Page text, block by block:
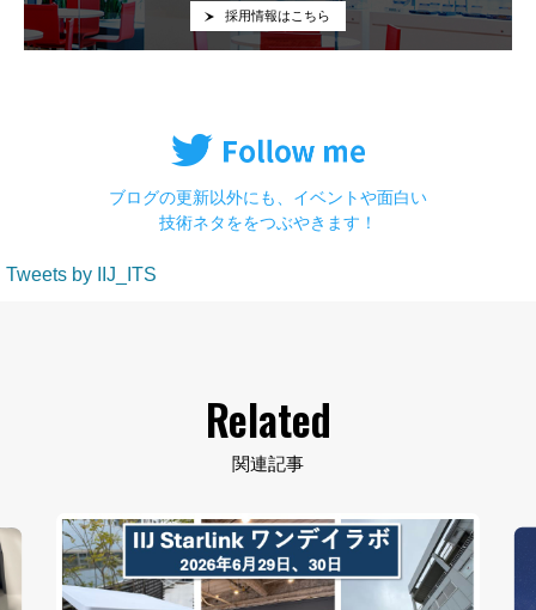
採用情報はこちら
ブログの更新以外にも、イベントや面白い
技術ネタををつぶやきます！
Tweets by IIJ_ITS
Related
関連記事